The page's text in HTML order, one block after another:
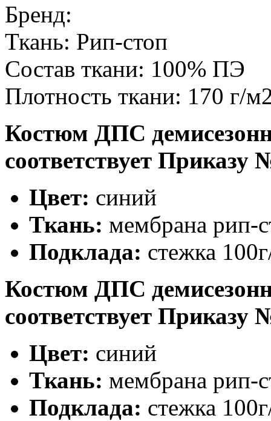
Бренд:
Ткань: Рип-стоп
Состав ткани: 100% ПЭ
Плотность ткани: 170 г/
Костюм ДПС
соответствует Приказу
Цвет: синий
Ткань: мембрана рип-
Подклада: стежка
Костюм ДПС
соответствует Приказу
Цвет: синий
Ткань: мембрана рип-
Подклада: стежка